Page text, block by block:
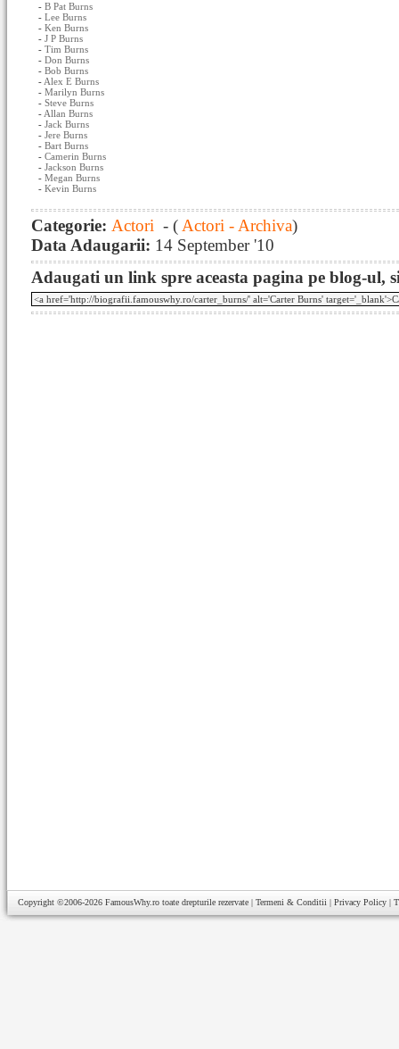
- B Pat Burns
- Lee Burns
- Ken Burns
- J P Burns
- Tim Burns
- Don Burns
- Bob Burns
- Alex E Burns
- Marilyn Burns
- Steve Burns
- Allan Burns
- Jack Burns
- Jere Burns
- Bart Burns
- Camerin Burns
- Jackson Burns
- Megan Burns
- Kevin Burns
Categorie: Actori - ( Actori - Archiva)
Data Adaugarii: 14 September '10
Adaugati un link spre aceasta pagina pe blog-ul,
Copyright ©2006-2026 FamousWhy.ro toate drepturile rezervate | Termeni & Conditii | Privacy Policy |